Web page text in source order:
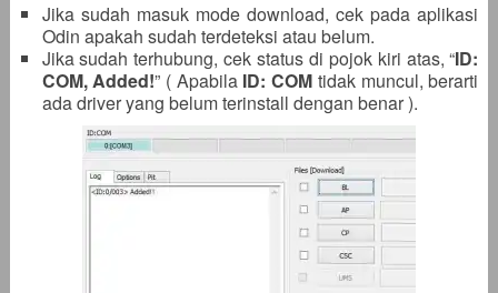
Jika sudah masuk mode download, cek pada aplikasi
Odin apakah sudah terdeteksi atau belum.
Jika sudah terhubung, cek status di pojok kiri atas, “ID:
COM, Added!” ( ApabilaID: COM tidak muncul, berarti
ada driver yang belum terinstall dengan benar ).